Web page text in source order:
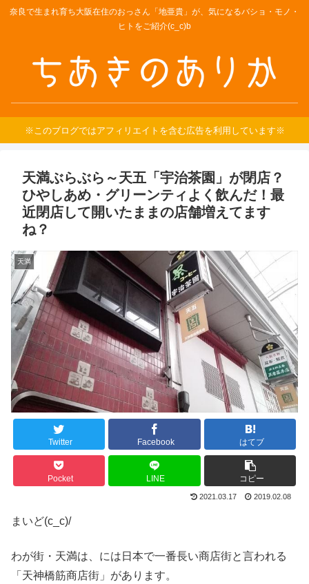
奈良で生まれ育ち大阪在住のおっさん「地亜貴」が、気になるバショ・モノ・
ヒトをご紹介(c_c)b
※このブログではアフィリエイトを含む広告を利用しています※
天満ぶらぶら～天五「宇治茶園」が閉店？
ひやしあめ・グリーンティよく飲んだ！最
近閉店して開いたままの店舗増えてます
ね？
天満
Twitter Facebook はてブ
Pocket LINE コピー
2021.03.17 2019.02.08
まいど(c_c)/
わが街・天満は、には日本で一番長い商店街と言われる
「天神橋筋商店街」があります。